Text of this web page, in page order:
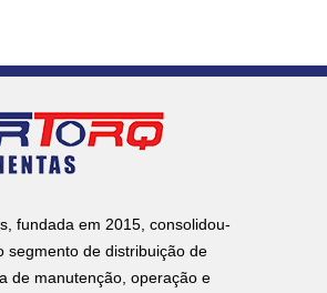
fundada em 2015, consolidou-
segmento de distribuição de
de manutenção, operação e